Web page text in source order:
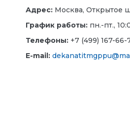
Адрес: Москва, Открытое
График работы: пн.-пт.,
Телефоны: +7 (499) 167-66-
E-mail: